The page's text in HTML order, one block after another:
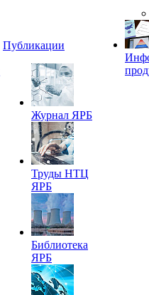
Публикации
Журнал ЯРБ
Труды НТЦ
ЯРБ
Библиотека
ЯРБ